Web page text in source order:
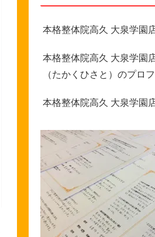
本格整体院高久 大泉学園
本格整体院高久 大泉学
（たかくひさと）のプロ
本格整体院高久 大泉学園